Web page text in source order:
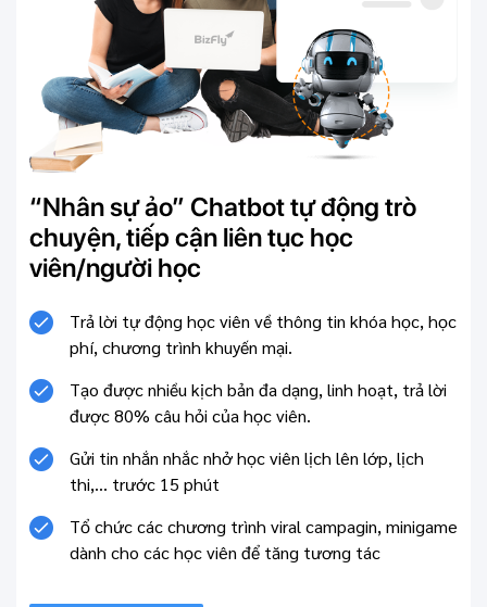
“Nhân sự ảo” Chatbot tự động trò
chuyện, tiếp cận liên tục học
viên/người học
Trả lời tự động học viên về thông tin khóa học, học
phí, chương trình khuyến mại.
Tạo được nhiều kịch bản đa dạng, linh hoạt, trả lời
được 80% câu hỏi của học viên.
Gửi tin nhắn nhắc nhở học viên lịch lên lớp, lịch
thi,... trước 15 phút
Tổ chức các chương trình viral campagin, minigame
dành cho các học viên để tăng tương tác